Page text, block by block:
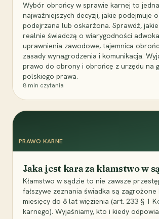
Wybór obrońcy w sprawie karnej to
najważniejszych decyzji, jakie podejmuje
podejrzana lub oskarżona. Sprawdź,
realnie świadczą o wiarygodności
uprawnienia zawodowe, tajemnica
zasady wynagrodzenia i komunikacja.
prawo do obrony i obrońcę z urzędu na
polskiego prawa.
8 min czytania
PRAWO KARNE
Jaka jest kara za kłamstwo w
Kłamstwo w sądzie to nie zawsze
fałszywe zeznania świadka są
miesięcy do 8 lat więzienia (art. 233 § 1
karnego). Wyjaśniamy, kto i kiedy